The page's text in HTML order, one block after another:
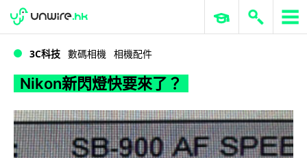
Nikon新閃燈快要來了？
WWDC 2026 ERP 與商業 AI
3C科技 數碼相機 相機配件
Nikon新閃燈快要來了？